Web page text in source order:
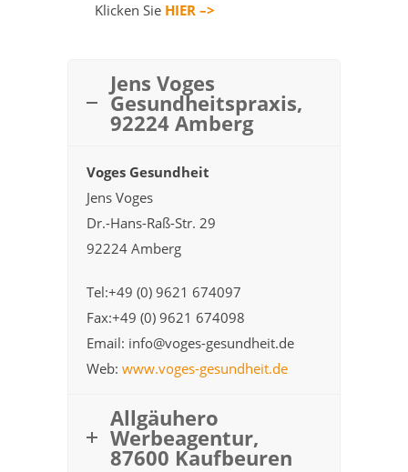
Klicken Sie HIER –>
Jens Voges
Gesundheitspraxis,
92224 Amberg
Voges Gesundheit
Jens Voges
Dr.-Hans-Raß-Str. 29
92224 Amberg
Tel:+49 (0) 9621 674097
Fax:+49 (0) 9621 674098
Email: info@voges-gesundheit.de
Web: www.voges-gesundheit.de
Allgäuhero
Werbeagentur,
87600 Kaufbeuren